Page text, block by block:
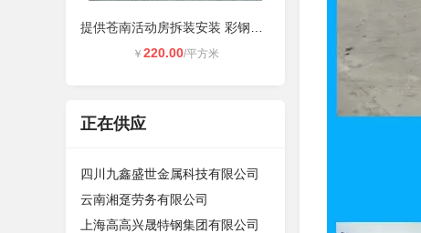
￥ 220.00/平方米
正在供应
四川九鑫盛世金属科技有限公司
云南湘趸劳务有限公司
上海高高兴晟特钢集团有限公司